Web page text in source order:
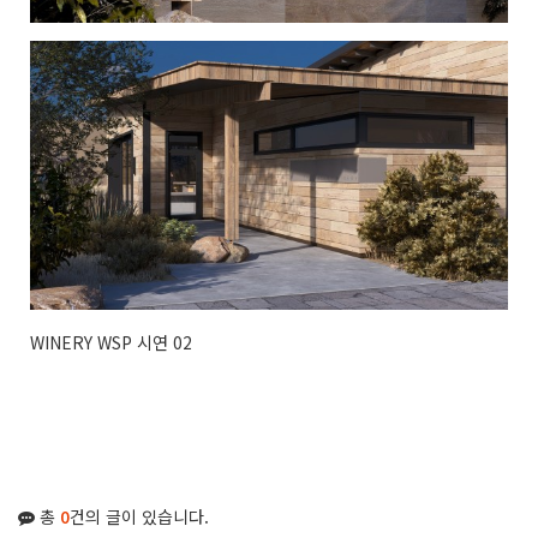
WINERY WSP 시연 02
총 0건의 글이 있습니다.